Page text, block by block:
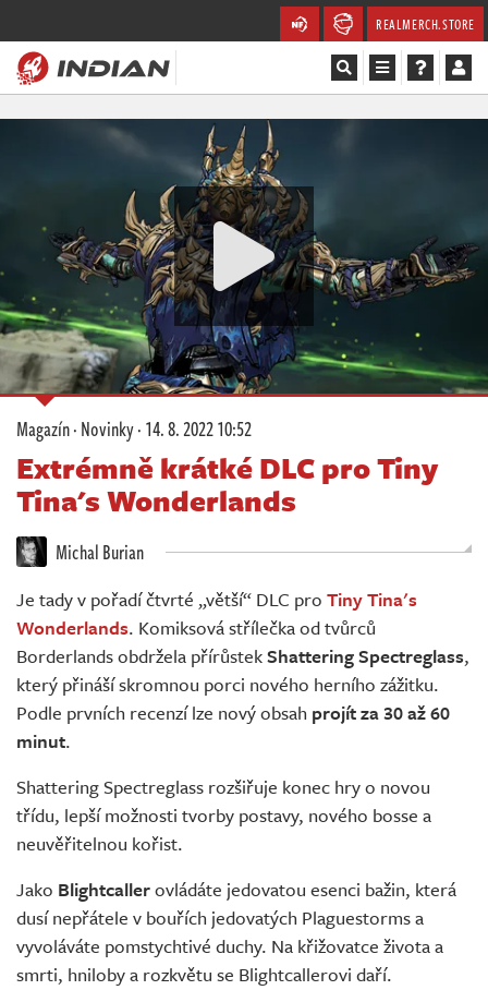
REALMERCH.STORE
Videa
Databáze
Komunita
Redakce
Živě
Magazín·Novinky·14. 8. 2022 10:52
Extrémně krátké DLC pro Tiny
Tina's Wonderlands
Michal Burian
Je tady v pořadí čtvrté „větší“ DLC pro Tiny Tina's
Wonderlands. Komiksová střílečka od tvůrců
Borderlands obdržela přírůstekShattering Spectreglass,
který přináší skromnou porci nového herního zážitku.
Podle prvních recenzí lze nový obsah projít za 30 až 60
minut.
Shattering Spectreglass rozšiřuje konec hry o novou
třídu, lepší možnosti tvorby postavy, nového bosse a
neuvěřitelnou kořist.
Jako Blightcallerovládáte jedovatou esenci bažin, která
dusí nepřátele v bouřích jedovatých Plaguestorms a
vyvoláváte pomstychtivé duchy. Na křižovatce života a
smrti, hniloby a rozkvětu se Blightcallerovi daří.